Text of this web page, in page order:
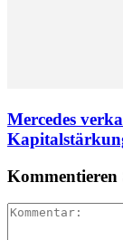
Mercedes
Kommentieren